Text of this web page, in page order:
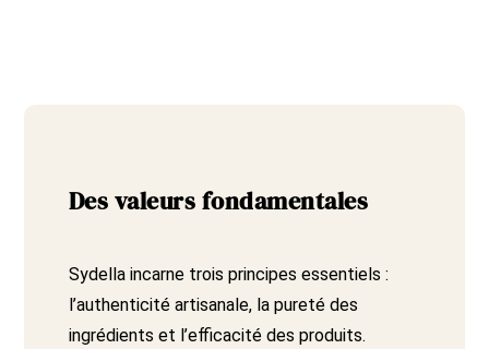
Des valeurs fondamentales
Sydella incarne trois principes essentiels :
l’authenticité artisanale, la pureté des
ingrédients et l’efficacité des produits.